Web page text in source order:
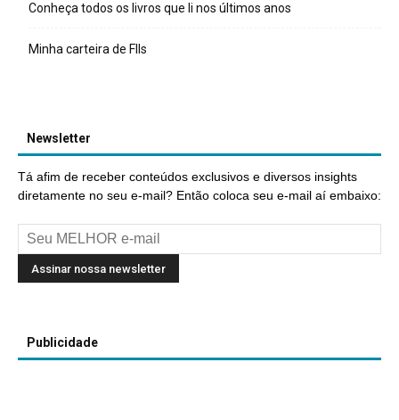
Conheça todos os livros que li nos últimos anos
Minha carteira de FIIs
Newsletter
Tá afim de receber conteúdos exclusivos e diversos insights
diretamente no seu e-mail? Então coloca seu e-mail aí embaixo:
Publicidade